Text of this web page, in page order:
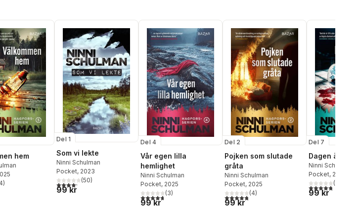
hem
Totalt antal röster:
4)
Del 1
Som vi lekte
Ninni Schulman
Pocket, 2023
4,2utav 5 stjärnor. Totalt antal röster:
(50)
99 kr
Del 4
Vår egen lilla
hemlighet
Ninni Schulman
Pocket, 2025
4,7utav 5 stjärnor. Totalt antal röster:
(3)
99 kr
Del 2
Pojken som slutade
gråta
Ninni Schulman
Pocket, 2025
4,8utav 5 stjärnor. Totalt antal röster:
(4)
99 kr
Del 7
Dagen är
Ninni Schulman
Pocket, 2025
4,8utav 5(
99 kr